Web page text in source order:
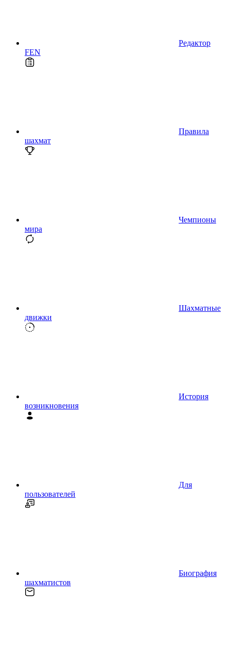
Редактор
FEN
Правила
шахмат
Чемпионы
мира
Шахматные
движки
История
возникновения
Для
пользователей
Биография
шахматистов